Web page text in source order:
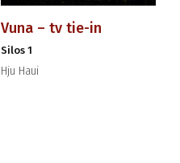
Vuna – tv tie-in
Silos 1
Hju Haui